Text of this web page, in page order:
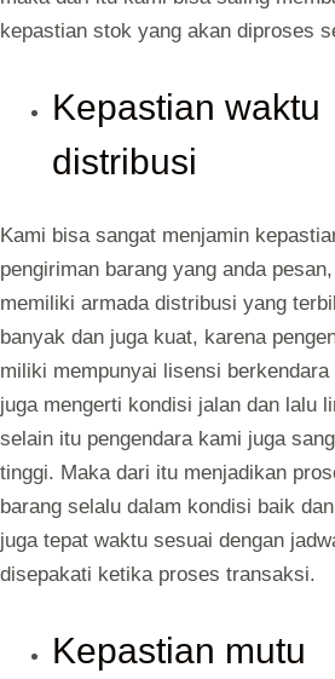
kepastian stok yang akan diproses
Kepastian waktu
distribusi
Kami bisa sangat menjamin
pengiriman barang yang anda
memiliki armada distribusi yang
banyak dan juga kuat, karena
miliki mempunyai lisensi berkendara
juga mengerti kondisi jalan dan lalu
selain itu pengendara kami juga
tinggi. Maka dari itu menjadikan
barang selalu dalam kondisi baik
juga tepat waktu sesuai dengan
disepakati ketika proses transaksi.
Kepastian mutu